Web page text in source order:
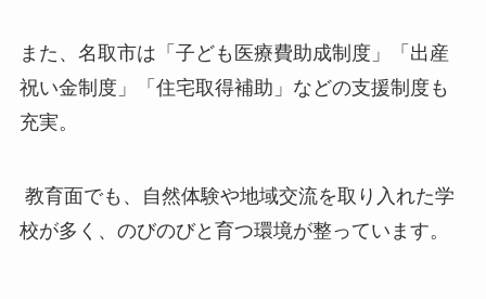
また、名取市は「子ども医療費助成制度」「出産
祝い金制度」「住宅取得補助」などの支援制度も
充実。
教育面でも、自然体験や地域交流を取り入れた学
校が多く、のびのびと育つ環境が整っています。